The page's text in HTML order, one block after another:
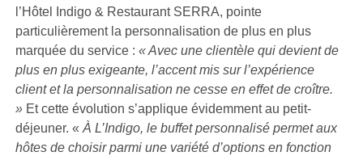
l’Hôtel Indigo & Restaurant SERRA, pointe
particulièrement la personnalisation de plus en plus
marquée du service : « Avec une clientèle qui devient de
plus en plus exigeante, l’accent mis sur l’expérience
client et la personnalisation ne cesse en effet de croître.
»Et cette évolution s’applique évidemment au petit-
déjeuner. « À L’Indigo, le buffet personnalisé permet aux
hôtes de choisir parmi une variété d’options en fonction